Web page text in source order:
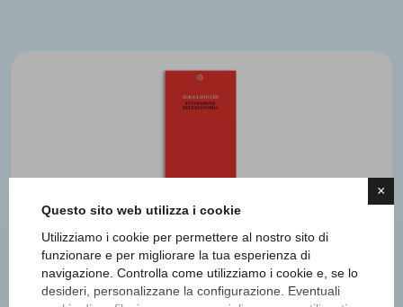
×
Questo sito web utilizza i cookie
Utilizziamo i cookie per permettere al nostro sito di
funzionare e per migliorare la tua esperienza di
navigazione. Controlla come utilizziamo i cookie e, se lo
desideri, personalizzane la configurazione. Eventuali
Serge Latouche
L'invenzione dell'economia